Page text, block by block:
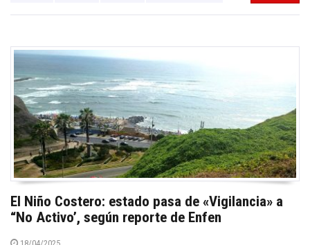
El Niño Costero: estado pasa de «Vigilancia» a
“No Activo’, según reporte de Enfen